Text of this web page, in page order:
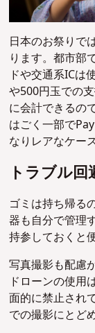
日本のお祭りで
ります。都市部
ドや交通系ICは
や500円玉での
に会計できるの
はごく一部で
なりレアなケー
トラブル
ゴミは持ち帰る
器も自分で管理
持参しておくと
写真撮影も配慮
ドローンの使用
面的に禁止され
での撮影にとど